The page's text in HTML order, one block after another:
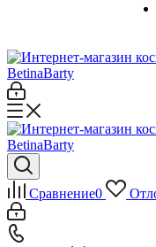
Сравнение0